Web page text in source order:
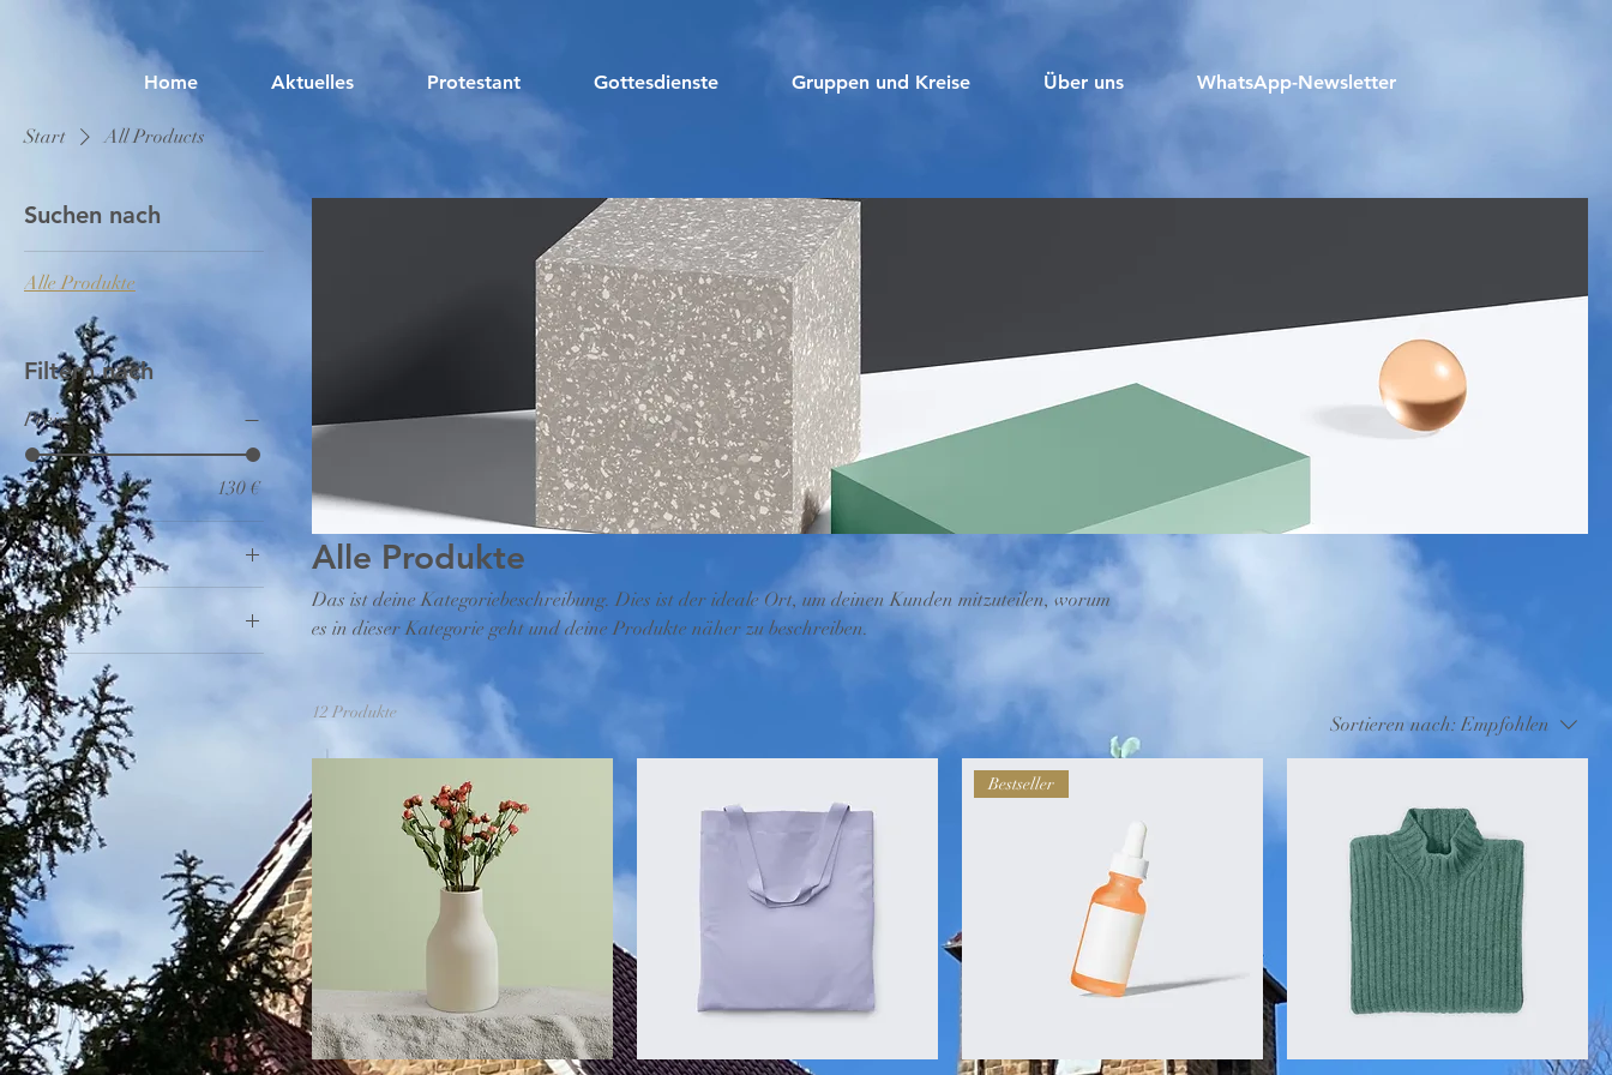
Home Aktuelles Protestant Gottesdienste Gruppen und Kreise Über uns WhatsApp-Newsletter
Start All Products
Suchen nach
Alle Produkte
Filtern nach
Preis
7 € 130 €
Farbe
Größe
250 ml
500 ml
80 ml
Einheitsgröße
L
M
Alle Produkte
Das ist deine Kategoriebeschreibung. Dies ist der ideale Ort, um deinen Kunden mitzuteilen, worum
es in dieser Kategorie geht und deine Produkte näher zu beschreiben.
12 Produkte
Sortieren nach: Empfohlen
Bestseller